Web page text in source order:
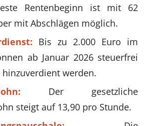
Rentenbeginn ist mit 62
mit Abschlägen möglich.
Bis zu 2.000 Euro im
ab Januar 2026 steuerfrei
hinzuverdient werden.
Der gesetzliche
steigt auf 13,90 pro Stunde.